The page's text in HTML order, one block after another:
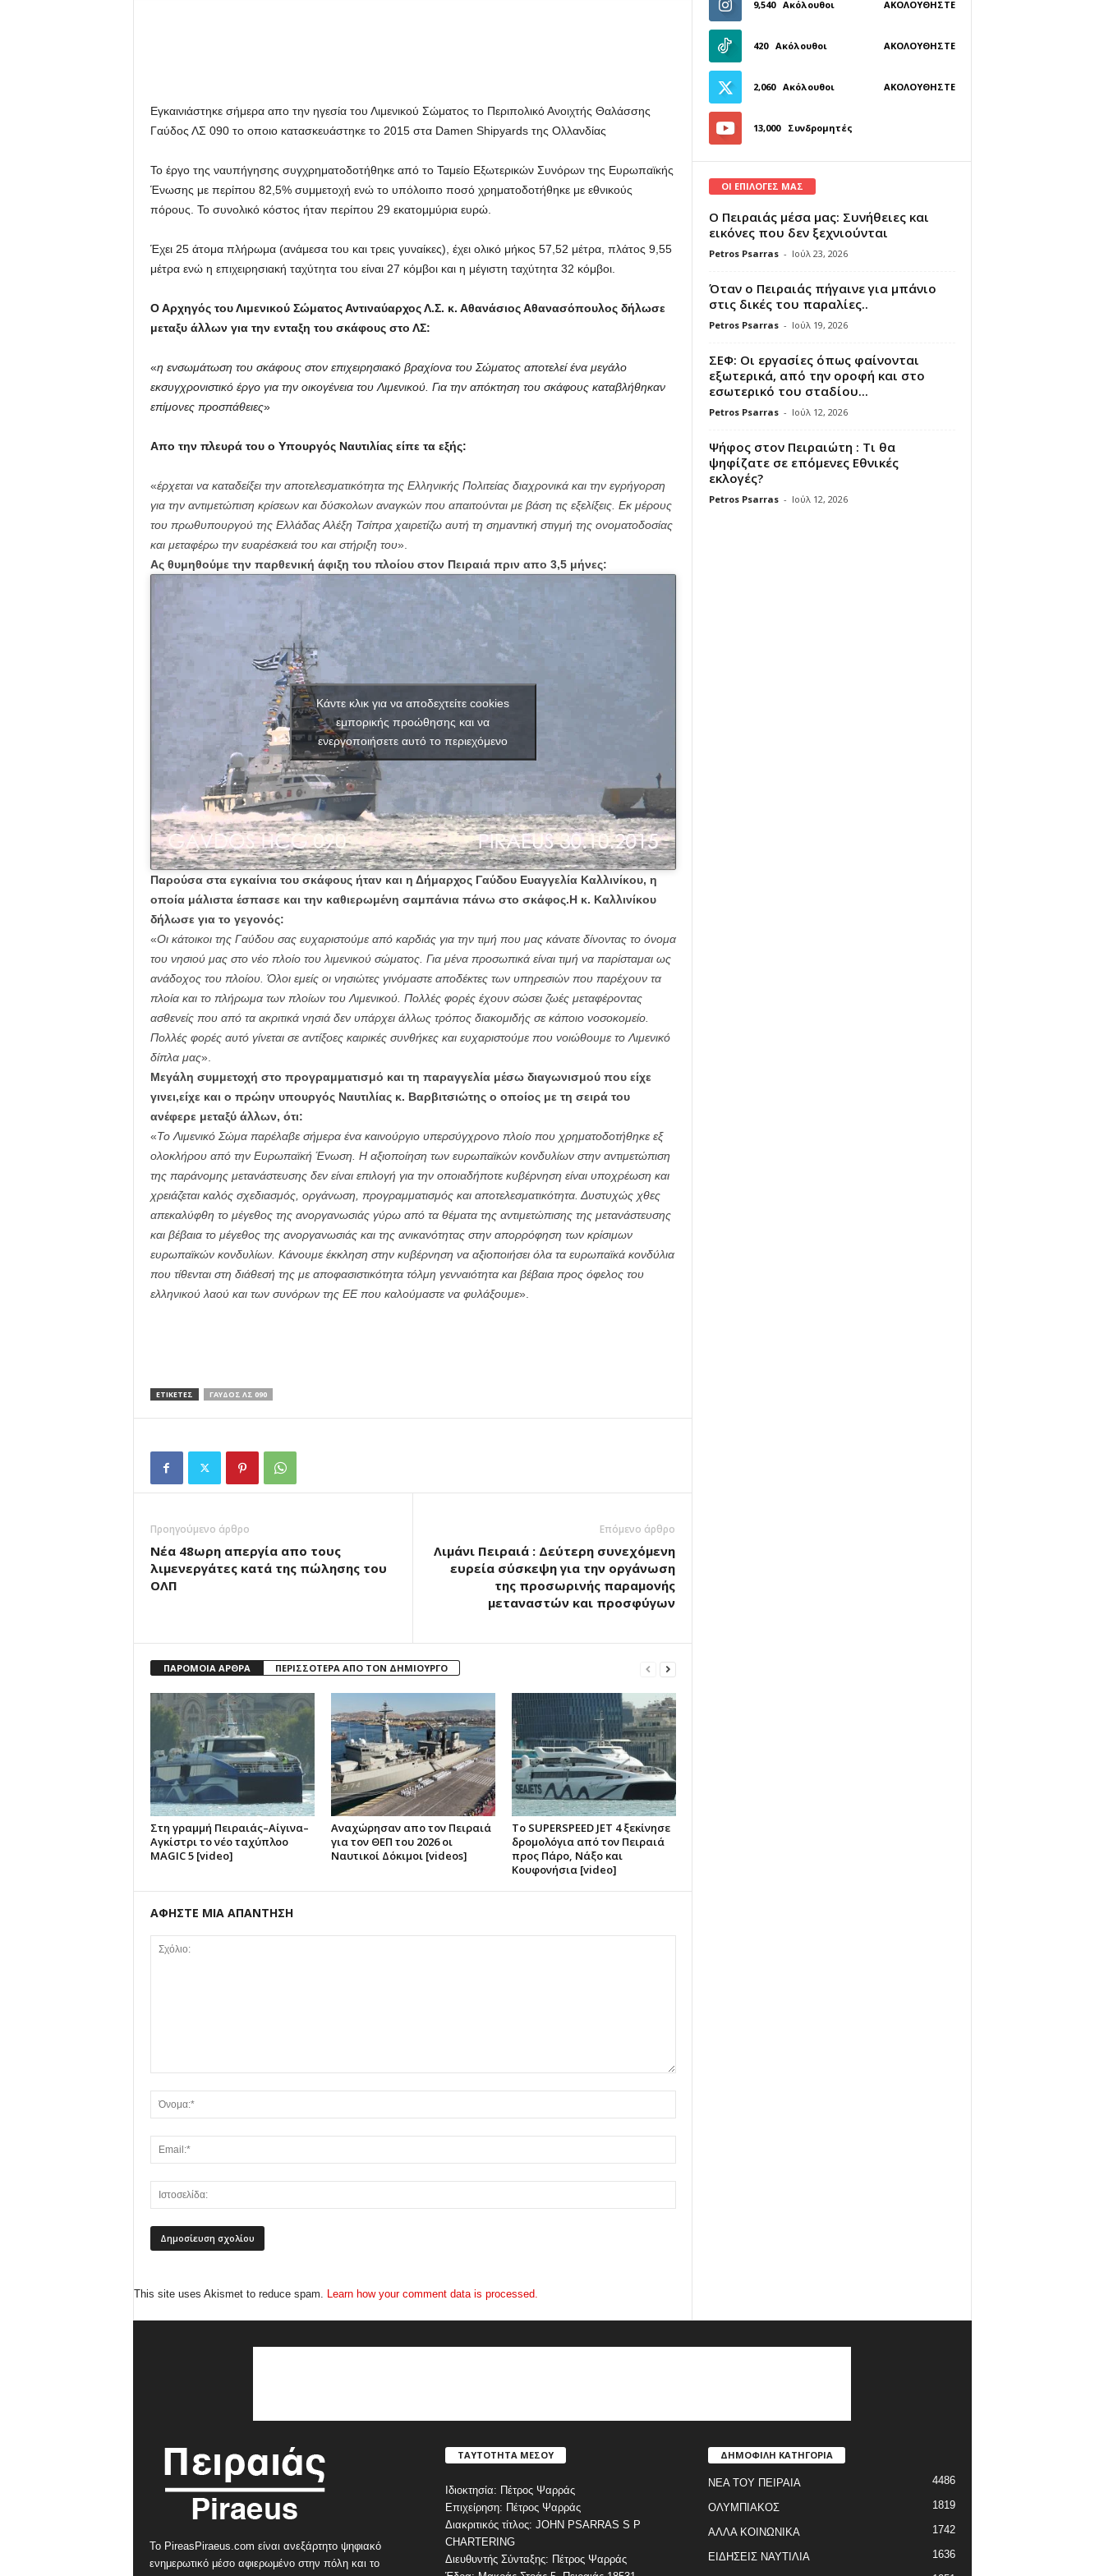
Εγκαινιάστηκε σήμερα απο την ηγεσία του Λιμενικού Σώματος το Περιπολικό Ανοιχτής Θαλάσσης
Γαύδος ΛΣ 090 το οποιο κατασκευάστηκε το 2015 στα Damen Shipyards της Ολλανδίας
Το έργο της ναυπήγησης συγχρηματοδοτήθηκε από το Ταμείο Εξωτερικών Συνόρων της Ευρωπαϊκής
Ένωσης με περίπου 82,5% συμμετοχή ενώ το υπόλοιπο ποσό χρηματοδοτήθηκε με εθνικούς
πόρους. Το συνολικό κόστος ήταν περίπου 29 εκατομμύρια ευρώ.
Έχει 25 άτομα πλήρωμα (ανάμεσα του και τρεις γυναίκες), έχει ολικό μήκος 57,52 μέτρα, πλάτος 9,55
μέτρα ενώ η επιχειρησιακή ταχύτητα του είναι 27 κόμβοι και η μέγιστη ταχύτητα 32 κόμβοι.
Ο Αρχηγός του Λιμενικού Σώματος Αντιναύαρχος Λ.Σ. κ. Αθανάσιος Αθανασόπουλος δήλωσε
μεταξυ άλλων για την ενταξη του σκάφους στο ΛΣ:
«η ενσωμάτωση του σκάφους στον επιχειρησιακό βραχίονα του Σώματος αποτελεί ένα μεγάλο
εκσυγχρονιστικό έργο για την οικογένεια του Λιμενικού. Για την απόκτηση του σκάφους καταβλήθηκαν
επίμονες προσπάθειες»
Απο την πλευρά του ο Υπουργός Ναυτιλίας είπε τα εξής:
«έρχεται να καταδείξει την αποτελεσματικότητα της Ελληνικής Πολιτείας διαχρονικά και την εγρήγορση
για την αντιμετώπιση κρίσεων και δύσκολων αναγκών που απαιτούνται με βάση τις εξελίξεις. Εκ μέρους
του πρωθυπουργού της Ελλάδας Αλέξη Τσίπρα χαιρετίζω αυτή τη σημαντική στιγμή της ονοματοδοσίας
και μεταφέρω την ευαρέσκειά του και στήριξη του».
Ας θυμηθούμε την παρθενική άφιξη του πλοίου στον Πειραιά πριν απο 3,5 μήνες:
Κάντε κλικ για να αποδεχτείτε cookies
εμπορικής προώθησης και να
ενεργοποιήσετε αυτό το περιεχόμενο
Παρούσα στα εγκαίνια του σκάφους ήταν και η Δήμαρχος Γαύδου Ευαγγελία Καλλινίκου, η
οποία μάλιστα έσπασε και την καθιερωμένη σαμπάνια πάνω στο σκάφος.Η κ. Καλλινίκου
δήλωσε για το γεγονός:
«Οι κάτοικοι της Γαύδου σας ευχαριστούμε από καρδιάς για την τιμή που μας κάνατε δίνοντας το όνομα
του νησιού μας στο νέο πλοίο του λιμενικού σώματος. Για μένα προσωπικά είναι τιμή να παρίσταμαι ως
ανάδοχος του πλοίου. Όλοι εμείς οι νησιώτες γινόμαστε αποδέκτες των υπηρεσιών που παρέχουν τα
πλοία και το πλήρωμα των πλοίων του Λιμενικού. Πολλές φορές έχουν σώσει ζωές μεταφέροντας
ασθενείς που από τα ακριτικά νησιά δεν υπάρχει άλλως τρόπος διακομιδής σε κάποιο νοσοκομείο.
Πολλές φορές αυτό γίνεται σε αντίξοες καιρικές συνθήκες και ευχαριστούμε που νοιώθουμε το Λιμενικό
δίπλα μας».
Μεγάλη συμμετοχή στο προγραμματισμό και τη παραγγελία μέσω διαγωνισμού που είχε
γινει,είχε και ο πρώην υπουργός Ναυτιλίας κ. Βαρβιτσιώτης ο οποίος με τη σειρά του
ανέφερε μεταξύ άλλων, ότι:
«To Λιμενικό Σώμα παρέλαβε σήμερα ένα καινούργιο υπερσύγχρονο πλοίο που χρηματοδοτήθηκε εξ
ολοκλήρου από την Ευρωπαϊκή Ένωση. Η αξιοποίηση των ευρωπαϊκών κονδυλίων στην αντιμετώπιση
της παράνομης μετανάστευσης δεν είναι επιλογή για την οποιαδήποτε κυβέρνηση είναι υποχρέωση και
χρειάζεται καλός σχεδιασμός, οργάνωση, προγραμματισμός και αποτελεσματικότητα. Δυστυχώς χθες
απεκαλύφθη το μέγεθος της ανοργανωσιάς γύρω από τα θέματα της αντιμετώπισης της μετανάστευσης
και βέβαια το μέγεθος της ανοργανωσιάς και της ανικανότητας στην απορρόφηση των κρίσιμων
ευρωπαϊκών κονδυλίων. Κάνουμε έκκληση στην κυβέρνηση να αξιοποιήσει όλα τα ευρωπαϊκά κονδύλια
που τίθενται στη διάθεσή της με αποφασιστικότητα τόλμη γενναιότητα και βέβαια προς όφελος του
ελληνικού λαού και των συνόρων της ΕΕ που καλούμαστε να φυλάξουμε».
ΕΤΙΚΕΤΕΣ ΓΑΥΔΟΣ ΛΣ 090
Προηγούμενο άρθρο
Νέα 48ωρη απεργία απο τους
λιμενεργάτες κατά της πώλησης του
ΟΛΠ
Επόμενο άρθρο
Λιμάνι Πειραιά : Δεύτερη συνεχόμενη
ευρεία σύσκεψη για την οργάνωση
της προσωρινής παραμονής
μεταναστών και προσφύγων
ΠΑΡΟΜΟΙΑ ΑΡΘΡΑ ΠΕΡΙΣΣΟΤΕΡΑ ΑΠΟ ΤΟΝ ΔΗΜΙΟΥΡΓΟ
Στη γραμμή Πειραιάς–Αίγινα–
Αγκίστρι το νέο ταχύπλοο
MAGIC 5 [video]
Αναχώρησαν απο τον Πειραιά
για τον ΘΕΠ του 2026 οι
Ναυτικοί Δόκιμοι [videos]
Το SUPERSPEED JET 4 ξεκίνησε
δρομολόγια από τον Πειραιά
προς Πάρο, Νάξο και
Κουφονήσια [video]
ΑΦΗΣΤΕ ΜΙΑ ΑΠΑΝΤΗΣΗ
This site uses Akismet to reduce spam. Learn how your comment data is processed.
9,540 Ακόλουθοι ΑΚΟΛΟΥΘΉΣΤΕ
420 Ακόλουθοι ΑΚΟΛΟΥΘΉΣΤΕ
2,060 Ακόλουθοι ΑΚΟΛΟΥΘΉΣΤΕ
13,000 Συνδρομητές
ΓΊΝΕΤΕ ΣΥΝΔΡΟΜΗΤΉΣ
ΟΙ ΕΠΙΛΟΓΕΣ ΜΑΣ
Ο Πειραιάς μέσα μας: Συνήθειες και
εικόνες που δεν ξεχνιούνται
Petros Psarras - Ιούλ 23, 2026
Όταν ο Πειραιάς πήγαινε για μπάνιο
στις δικές του παραλίες..
Petros Psarras - Ιούλ 19, 2026
ΣΕΦ: Οι εργασίες όπως φαίνονται
εξωτερικά, από την οροφή και στο
εσωτερικό του σταδίου...
Petros Psarras - Ιούλ 12, 2026
Ψήφος στον Πειραιώτη : Τι θα
ψηφίζατε σε επόμενες Εθνικές
εκλογές?
Petros Psarras - Ιούλ 12, 2026
Το PireasPiraeus.com είναι ανεξάρτητο ψηφιακό
ενημερωτικό μέσο αφιερωμένο στην πόλη και το
ΤΑΥΤΟΤΗΤΑ ΜΕΣΟΥ
Ιδιοκτησία: Πέτρος Ψαρράς
Επιχείρηση: Πέτρος Ψαρράς
Διακριτικός τίτλος: JOHN PSARRAS S P
CHARTERING
Διευθυντής Σύνταξης: Πέτρος Ψαρράς
ΔΗΜΟΦΙΛΗ ΚΑΤΗΓΟΡΙΑ
ΝΕΑ ΤΟΥ ΠΕΙΡΑΙΑ 4486
ΟΛΥΜΠΙΑΚΟΣ 1819
ΑΛΛΑ ΚΟΙΝΩΝΙΚΑ 1742
ΕΙΔΗΣΕΙΣ ΝΑΥΤΙΛΙΑ 1636